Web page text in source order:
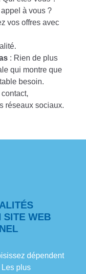
à vous ?
vos offres avec
: Rien de plus
qui montre que
besoin.
réseaux sociaux.
SITE WEB
dépendent
plus